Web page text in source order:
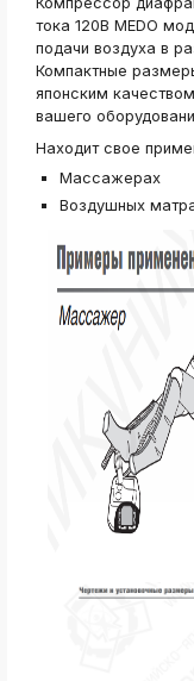
k
k
k
k
k
k
тока 120В MEDO
подачи воздуха в
Компактные
японским
вашего
Находит свое
Массажерах
Воздушных